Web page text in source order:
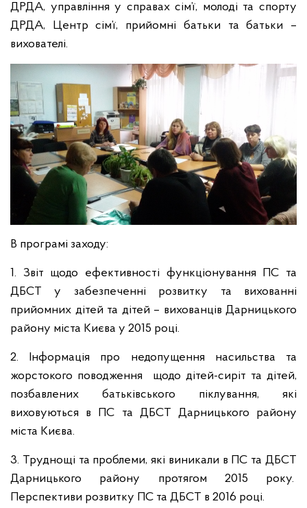
ДРДА, управління у справах сім’ї, молоді та спорту
ДРДА, Центр сім’ї, прийомні батьки та батьки –
вихователі.
В програмі заходу:
1. Звіт щодо ефективності функціонування ПС та
ДБСТ у забезпеченні розвитку та вихованні
прийомних дітей та дітей – вихованців Дарницького
району міста Києва у 2015 році.
2. Інформація про недопущення насильства та
жорстокого поводження щодо дітей-сиріт та дітей,
позбавлених батьківського піклування, які
виховуються в ПС та ДБСТ Дарницького району
міста Києва.
3. Труднощі та проблеми, які виникали в ПС та ДБСТ
Дарницького району протягом 2015 року.
Перспективи розвитку ПС та ДБСТ в 2016 році.